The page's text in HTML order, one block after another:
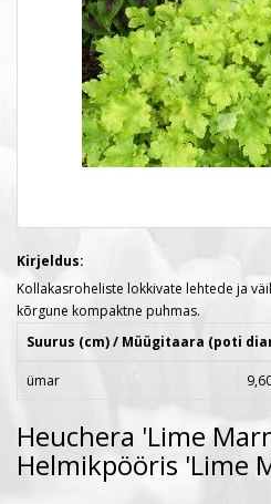
Kirjeldus:
Kollakasroheliste lokkivate lehtede ja
kõrgune kompaktne puhmas.
Suurus (cm) / Müügitaara (poti
ümar
Heuchera 'Lime
Helmikpööris 'Lime